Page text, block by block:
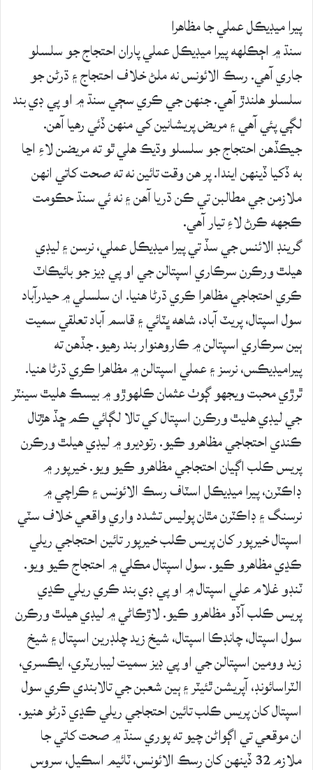
پيرا ميڊيڪل عملي جا مظاهرا
سنڌ ۾ اڄڪلهه پيرا ميڊيڪل عملي پاران احتجاج جو سلسلو
جاري آهي. رسڪ الائونس نه ملڻ خلاف احتجاج ۽ ڌرڻن جو
سلسلو هلندڙ آهي. جنهن جي ڪري سڄي سنڌ ۾ او پي ڊي بند
لڳي پئي آهي ۽ مريض پريشانين کي منهن ڏئي رهيا آهن.
جيڪڏهن احتجاج جو سلسلو وڌيڪ هلي ٿو ته مريضن لاءِ اڃا
به ڏکيا ڏينهن ايندا. پر هن وقت تائين نه ته صحت کاتي انهن
ملازمن جي مطالبن تي ڪن ڌريا آهن ۽ نه ئي سنڌ حڪومت
ڪجهه ڪرڻ لاءِ تيار آهي.
گرينڊ الائنس جي سڏ تي پيرا ميڊيڪل عملي، نرسن ۽ ليڊي
هيلٿ ورڪرن سرڪاري اسپتالن جي او پي ڊيز جو بائيڪاٽ
ڪري احتجاجي مظاهرا ڪري ڌرڻا هنيا. ان سلسلي ۾ حيدرآباد
سول اسپتال، پريٽ آباد، شاهه ڀٽائي ۽ قاسم آباد تعلقي سميت
ٻين سرڪاري اسپتالن ۾ ڪاروهنوار بند رهيو. جڏهن ته
پيراميڊيڪس، نرسز ۽ عملي اسپتالن ۾ مظاهرا ڪري ڌرڻا هنيا.
ٿرڙي محبت ويجهو ڳوٺ عثمان ڪلهوڙو ۾ بيسڪ هليٿ سينٽر
جي ليڊي هليٿ ورڪرن اسپتال کي تالا لڳائي ڪم ڇڏ هڙتال
ڪندي احتجاجي مظاهرو ڪيو. رتوديرو ۾ ليڊي هيلٿ ورڪرن
پريس ڪلب اڳيان احتجاجي مظاهرو ڪيو ويو. خيرپور ۾
ڊاڪٽرن، پيرا ميڊيڪل اسٽاف رسڪ الائونس ۽ ڪراچي ۾
نرسنگ ۽ ڊاڪٽرن مٿان پوليس تشدد واري واقعي خلاف سٽي
اسپتال خيرپور کان پريس ڪلب خيرپور تائين احتجاجي ريلي
ڪڍي مظاهرو ڪيو. سول اسپتال مڪلي ۾ احتجاج ڪيو ويو.
ٽنڊو غلام علي اسپتال ۾ او پي ڊي بند ڪري ريلي ڪڍي
پريس ڪلب آڏو مظاھرو ڪيو. لاڙڪاڻي ۾ ليڊي هيلٿ ورڪرن
سول اسپتال، چانڊڪا اسپتال، شيخ زيد چلڊرين اسپتال ۽ شيخ
زيد وومين اسپتالن جي او پي ڊيز سميت ليباريٽري، ايڪسري،
الٽراسائونڊ، آپريشن ٿئيٽر ۽ ٻين شعبن جي تالابندي ڪري سول
اسپتال کان پريس ڪلب تائين احتجاجي ريلي ڪڍي ڌرڻو هنيو.
ان موقعي تي اڳواڻن چيو ته پوري سنڌ ۾ صحت کاتي جا
ملازم 32 ڏينهن کان رسڪ الائونس، ٽائيم اسڪيل، سروس